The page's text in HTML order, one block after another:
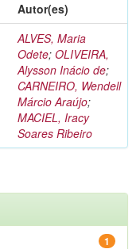
Autor(es)
ALVES, Maria
Odete; OLIVEIRA,
Alysson Inácio de;
CARNEIRO, Wendell
Márcio Araújo;
MACIEL, Iracy
Soares Ribeiro
1